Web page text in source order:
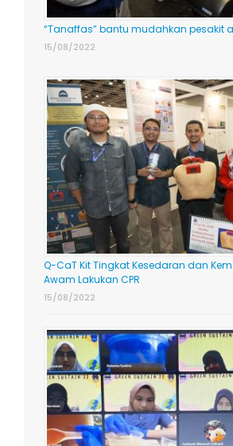
“Tanaffas” bantu mudahkan pesakit
15/08/2022
Q-CaT Kit Tingkat Kesedaran dan
Awam Lakukan CPR
15/08/2022